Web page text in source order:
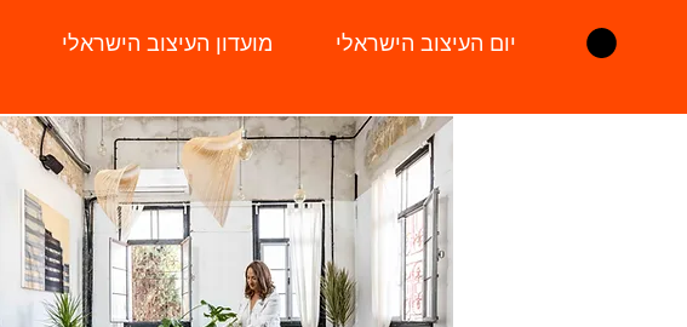
יום העיצוב הישראלי מועדון העיצוב הישראלי